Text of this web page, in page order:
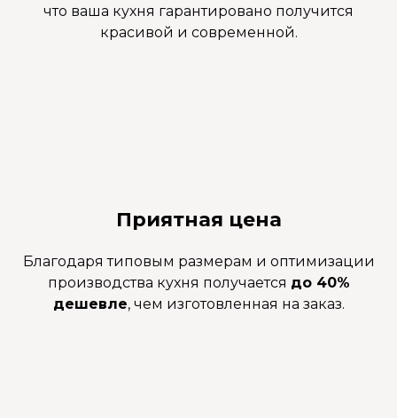
что ваша кухня гарантировано получится
красивой и современной.
Приятная цена
Благодаря типовым размерам и оптимизации
производства кухня получается до 40%
дешевле, чем изготовленная на заказ.